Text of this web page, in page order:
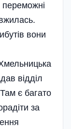
переможні
вони
відділ
є багато
за